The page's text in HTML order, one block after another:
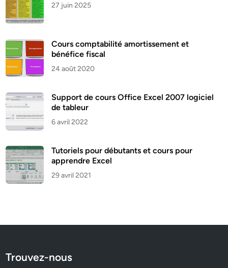
27 juin 2025
Cours comptabilité amortissement et
bénéfice fiscal
24 août 2020
Support de cours Office Excel 2007 logiciel
de tableur
6 avril 2022
Tutoriels pour débutants et cours pour
apprendre Excel
29 avril 2021
Trouvez-nous